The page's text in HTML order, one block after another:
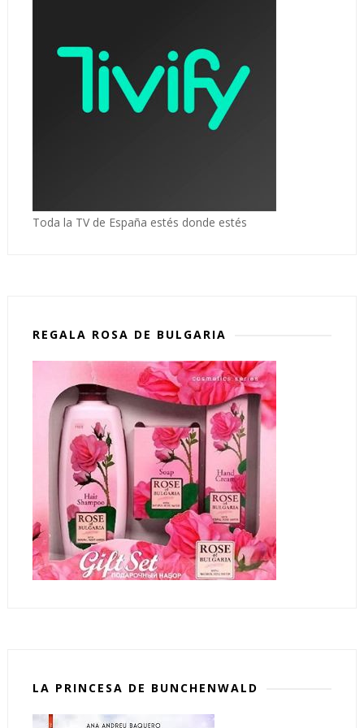
Toda la TV de España estés donde estés
REGALA ROSA DE BULGARIA
LA PRINCESA DE BUNCHENWALD